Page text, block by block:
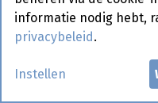
800133
informatie nodig hebt,
privacybeleid .
Instellen